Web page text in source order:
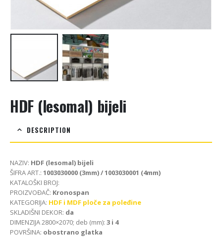
HDF (lesomal) bijeli
DESCRIPTION
NAZIV: HDF (lesomal) bijeli
ŠIFRA ART.: 1003030000 (3mm) / 1003030001 (4mm)
KATALOŠKI BROJ:
PROIZVOĐAČ: Kronospan
KATEGORIJA: HDF i MDF ploče za poleđine
SKLADIŠNI DEKOR: da
DIMENZIJA 2800×2070; deb (mm): 3 i 4
POVRŠINA: obostrano glatka